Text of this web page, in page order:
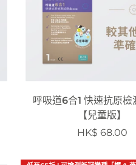
呼吸道6合1 快速抗原檢
【兒童版】
HK$ 68.00